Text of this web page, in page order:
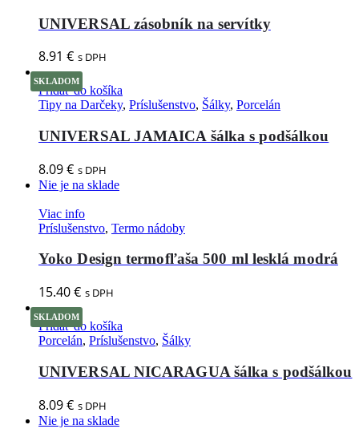
UNIVERSAL zásobník na servítky
8.91€ s DPH
SKLADOM
Pridať do košíka
Tipy na Darčeky, Príslušenstvo, Šálky, Porcelán
UNIVERSAL JAMAICA šálka s podšálkou
8.09€ s DPH
Nie je na sklade
Viac info
Príslušenstvo, Termo nádoby
Yoko Design termofľaša 500 ml lesklá modrá
15.40€ s DPH
SKLADOM
Pridať do košíka
Porcelán, Príslušenstvo, Šálky
UNIVERSAL NICARAGUA šálka s podšálkou
8.09€ s DPH
Nie je na sklade